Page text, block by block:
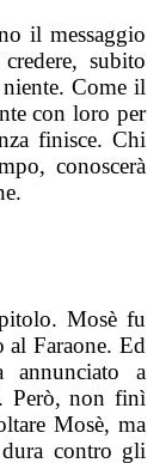
il messaggio
subito
Come il
con loro per
finisce. Chi
conoscerà
Mosè fu
al Faraone. Ed
annunciato a
Però, non finì
Mosè, ma
contro gli